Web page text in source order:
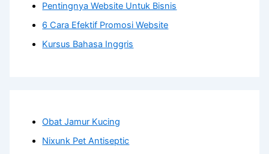
Pentingnya Website Untuk Bisnis
6 Cara Efektif Promosi Website
Kursus Bahasa Inggris
Obat Jamur Kucing
Nixunk Pet Antiseptic